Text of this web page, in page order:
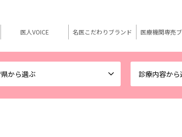
から選ぶ 診療内容から
医人VOICE 名医こだわりブランド 医療機関専売